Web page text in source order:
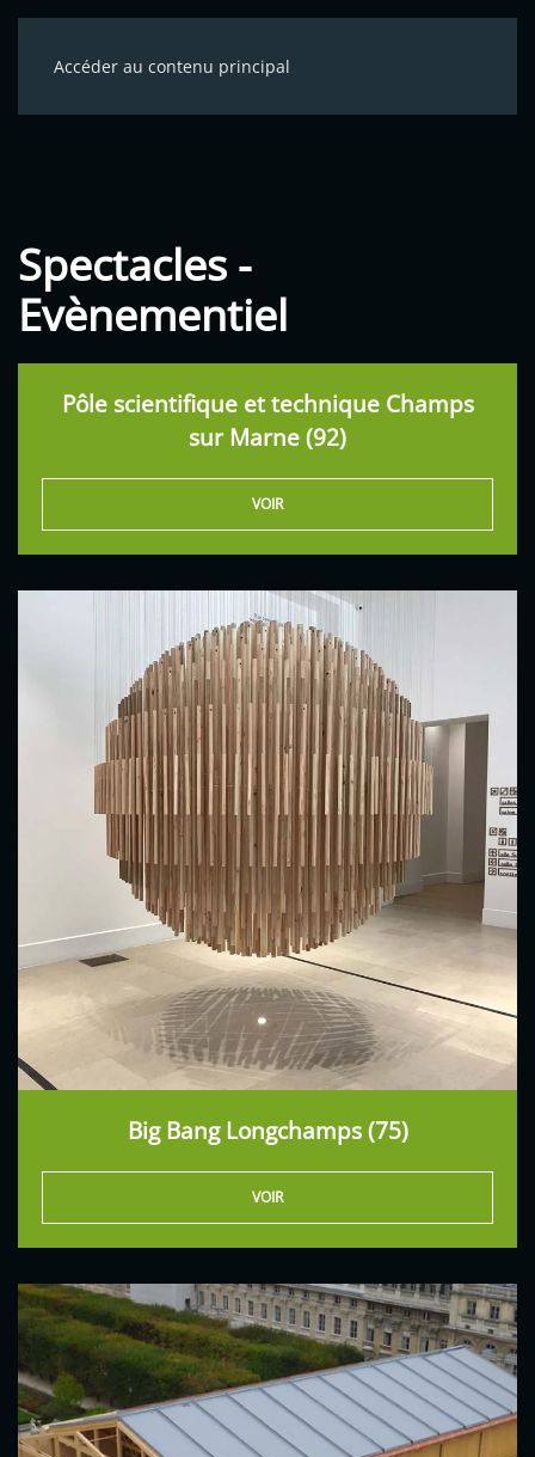
Accéder au contenu principal
Spectacles -
Evènementiel
Pôle scientifique et technique Champs
sur Marne (92)
VOIR
Big Bang Longchamps (75)
VOIR